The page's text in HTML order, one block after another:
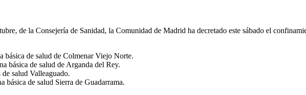
de la Consejería de Sanidad, la Comunidad de Madrid ha decretado este sábado el
de salud de Colmenar Viejo Norte.
básica de salud de Arganda del Rey.
salud Valleaguado.
de salud Sierra de Guadarrama.